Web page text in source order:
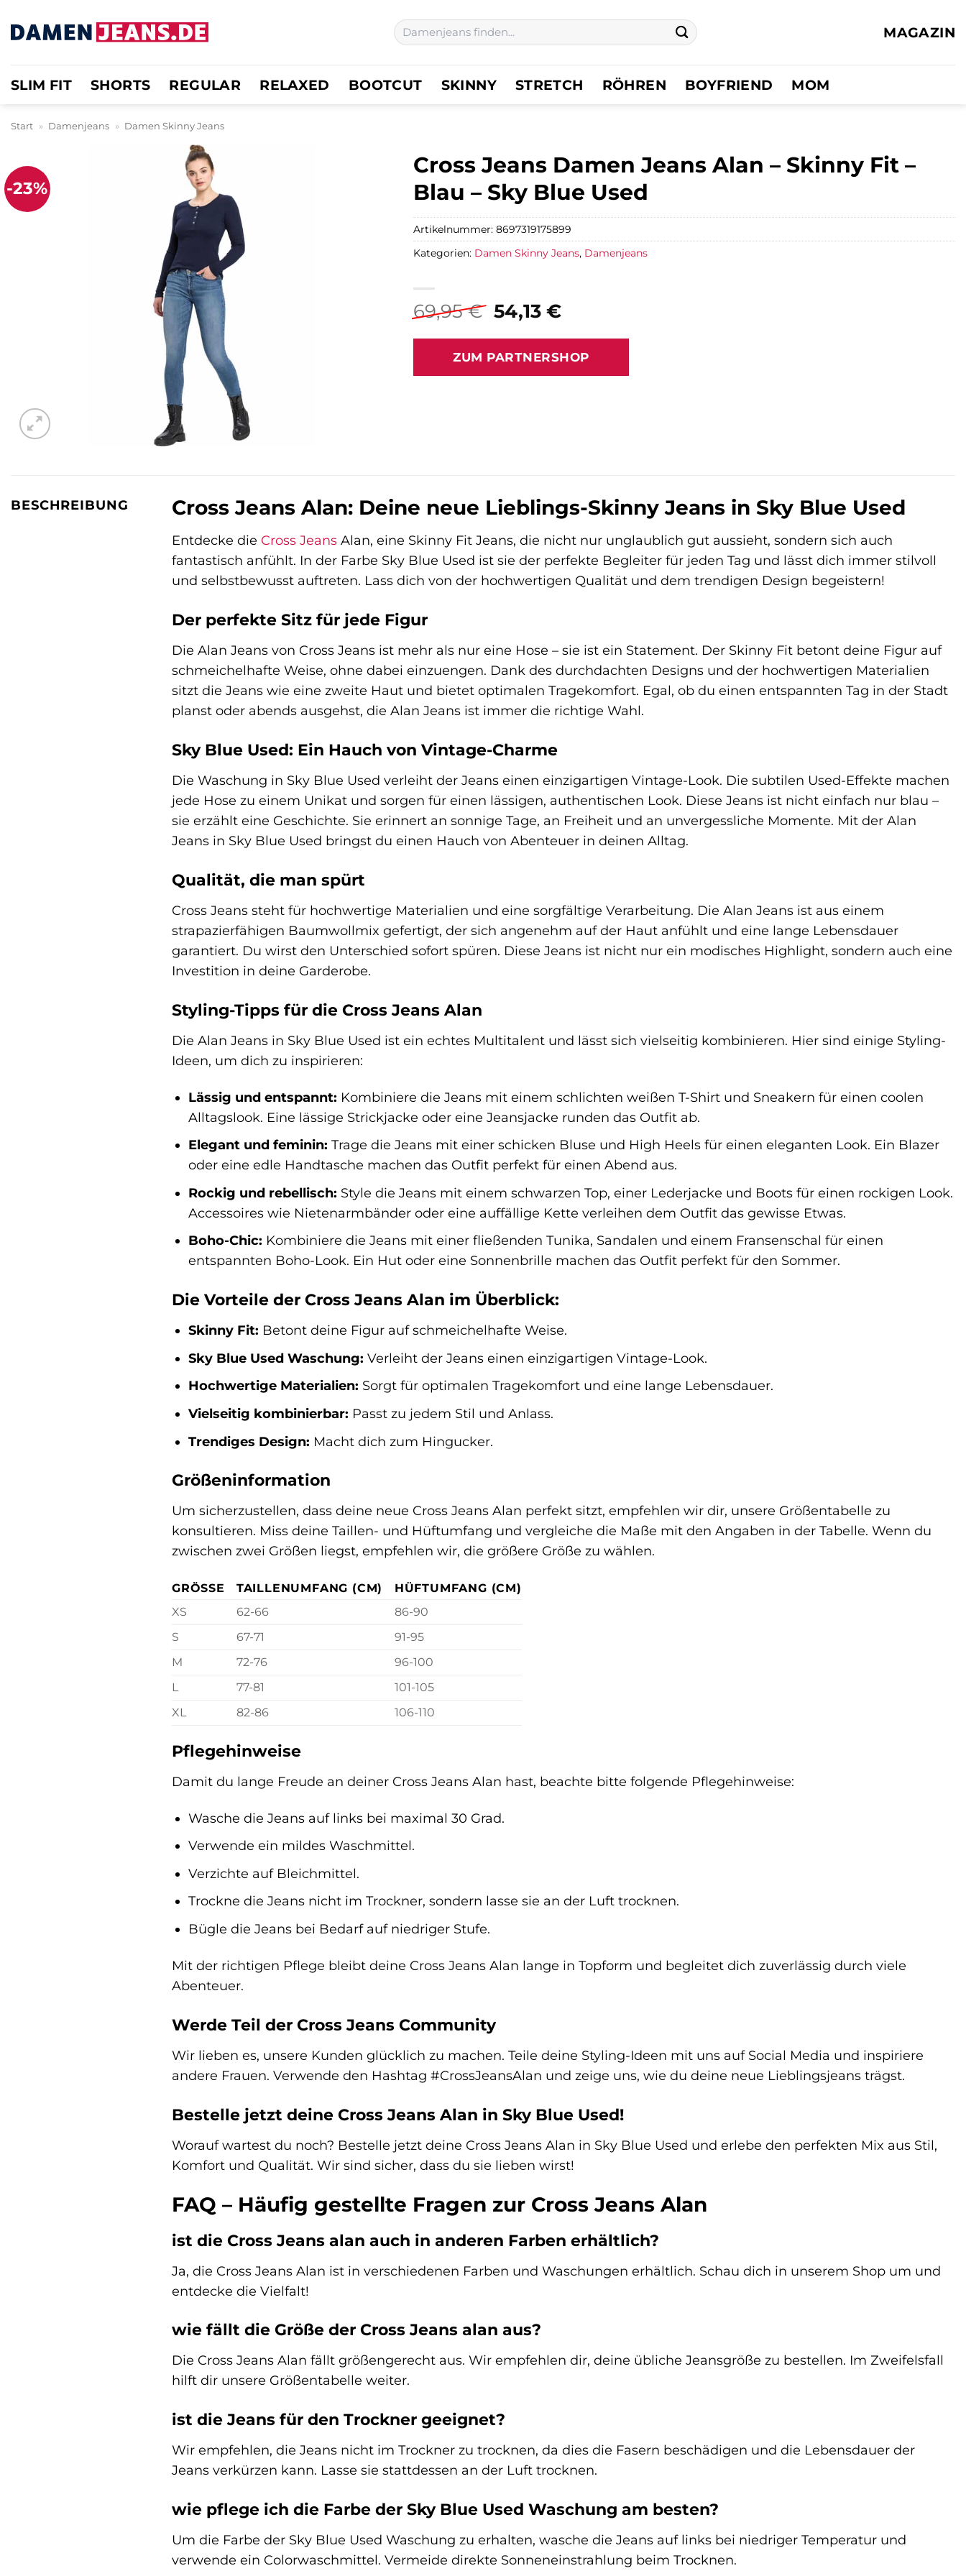
Inhalt
Suchen
nach:
MAGAZIN
SLIM FIT SHORTS REGULAR RELAXED BOOTCUT SKINNY STRETCH RÖHREN BOYFRIEND MOM
Start » Damenjeans » Damen Skinny Jeans
-23%
Cross Jeans Damen Jeans Alan – Skinny Fit –
Blau – Sky Blue Used
69,95€ Ursprünglicher
war:
69,95 €
54,13 €Aktueller
ist:
54,13 €.
ZUM PARTNERSHOP
Artikelnummer: 8697319175899
Kategorien: Damen Skinny Jeans, Damenjeans
BESCHREIBUNG Cross Jeans Alan: Deine neue Lieblings-Skinny Jeans in Sky Blue Used
Entdecke die Cross Jeans Alan, eine Skinny Fit Jeans, die nicht nur unglaublich gut aussieht, sondern sich auch
fantastisch anfühlt. In der Farbe Sky Blue Used ist sie der perfekte Begleiter für jeden Tag und lässt dich immer stilvoll
und selbstbewusst auftreten. Lass dich von der hochwertigen Qualität und dem trendigen Design begeistern!
Der perfekte Sitz für jede Figur
Die Alan Jeans von Cross Jeans ist mehr als nur eine Hose – sie ist ein Statement. Der Skinny Fit betont deine Figur auf
schmeichelhafte Weise, ohne dabei einzuengen. Dank des durchdachten Designs und der hochwertigen Materialien
sitzt die Jeans wie eine zweite Haut und bietet optimalen Tragekomfort. Egal, ob du einen entspannten Tag in der Stadt
planst oder abends ausgehst, die Alan Jeans ist immer die richtige Wahl.
Sky Blue Used: Ein Hauch von Vintage-Charme
Die Waschung in Sky Blue Used verleiht der Jeans einen einzigartigen Vintage-Look. Die subtilen Used-Effekte machen
jede Hose zu einem Unikat und sorgen für einen lässigen, authentischen Look. Diese Jeans ist nicht einfach nur blau –
sie erzählt eine Geschichte. Sie erinnert an sonnige Tage, an Freiheit und an unvergessliche Momente. Mit der Alan
Jeans in Sky Blue Used bringst du einen Hauch von Abenteuer in deinen Alltag.
Qualität, die man spürt
Cross Jeans steht für hochwertige Materialien und eine sorgfältige Verarbeitung. Die Alan Jeans ist aus einem
strapazierfähigen Baumwollmix gefertigt, der sich angenehm auf der Haut anfühlt und eine lange Lebensdauer
garantiert. Du wirst den Unterschied sofort spüren. Diese Jeans ist nicht nur ein modisches Highlight, sondern auch eine
Investition in deine Garderobe.
Styling-Tipps für die Cross Jeans Alan
Die Alan Jeans in Sky Blue Used ist ein echtes Multitalent und lässt sich vielseitig kombinieren. Hier sind einige Styling-
Ideen, um dich zu inspirieren:
Lässig und entspannt: Kombiniere die Jeans mit einem schlichten weißen T-Shirt und Sneakern für einen coolen
Alltagslook. Eine lässige Strickjacke oder eine Jeansjacke runden das Outfit ab.
Elegant und feminin: Trage die Jeans mit einer schicken Bluse und High Heels für einen eleganten Look. Ein Blazer
oder eine edle Handtasche machen das Outfit perfekt für einen Abend aus.
Rockig und rebellisch: Style die Jeans mit einem schwarzen Top, einer Lederjacke und Boots für einen rockigen Look.
Accessoires wie Nietenarmbänder oder eine auffällige Kette verleihen dem Outfit das gewisse Etwas.
Boho-Chic: Kombiniere die Jeans mit einer fließenden Tunika, Sandalen und einem Fransenschal für einen
entspannten Boho-Look. Ein Hut oder eine Sonnenbrille machen das Outfit perfekt für den Sommer.
Die Vorteile der Cross Jeans Alan im Überblick:
Skinny Fit: Betont deine Figur auf schmeichelhafte Weise.
Sky Blue Used Waschung: Verleiht der Jeans einen einzigartigen Vintage-Look.
Hochwertige Materialien: Sorgt für optimalen Tragekomfort und eine lange Lebensdauer.
Vielseitig kombinierbar: Passt zu jedem Stil und Anlass.
Trendiges Design: Macht dich zum Hingucker.
Größeninformation
Um sicherzustellen, dass deine neue Cross Jeans Alan perfekt sitzt, empfehlen wir dir, unsere Größentabelle zu
konsultieren. Miss deine Taillen- und Hüftumfang und vergleiche die Maße mit den Angaben in der Tabelle. Wenn du
zwischen zwei Größen liegst, empfehlen wir, die größere Größe zu wählen.
GRÖSSE TAILLENUMFANG (CM)
HÜFTUMFANG (CM)
XS
62-66
86-90
S
67-71
91-95
M
72-76
96-100
L
77-81
101-105
XL
82-86 106-110
Pflegehinweise
Damit du lange Freude an deiner Cross Jeans Alan hast, beachte bitte folgende Pflegehinweise:
Wasche die Jeans auf links bei maximal 30 Grad.
Verwende ein mildes Waschmittel.
Verzichte auf Bleichmittel.
Trockne die Jeans nicht im Trockner, sondern lasse sie an der Luft trocknen.
Bügle die Jeans bei Bedarf auf niedriger Stufe.
Mit der richtigen Pflege bleibt deine Cross Jeans Alan lange in Topform und begleitet dich zuverlässig durch viele
Abenteuer.
Werde Teil der Cross Jeans Community
Wir lieben es, unsere Kunden glücklich zu machen. Teile deine Styling-Ideen mit uns auf Social Media und inspiriere
andere Frauen. Verwende den Hashtag #CrossJeansAlan und zeige uns, wie du deine neue Lieblingsjeans trägst.
Bestelle jetzt deine Cross Jeans Alan in Sky Blue Used!
Worauf wartest du noch? Bestelle jetzt deine Cross Jeans Alan in Sky Blue Used und erlebe den perfekten Mix aus Stil,
Komfort und Qualität. Wir sind sicher, dass du sie lieben wirst!
FAQ – Häufig gestellte Fragen zur Cross Jeans Alan
ist die Cross Jeans alan auch in anderen Farben erhältlich?
Ja, die Cross Jeans Alan ist in verschiedenen Farben und Waschungen erhältlich. Schau dich in unserem Shop um und
entdecke die Vielfalt!
wie fällt die Größe der Cross Jeans alan aus?
Die Cross Jeans Alan fällt größengerecht aus. Wir empfehlen dir, deine übliche Jeansgröße zu bestellen. Im Zweifelsfall
hilft dir unsere Größentabelle weiter.
ist die Jeans für den Trockner geeignet?
Wir empfehlen, die Jeans nicht im Trockner zu trocknen, da dies die Fasern beschädigen und die Lebensdauer der
Jeans verkürzen kann. Lasse sie stattdessen an der Luft trocknen.
wie pflege ich die Farbe der Sky Blue Used Waschung am besten?
Um die Farbe der Sky Blue Used Waschung zu erhalten, wasche die Jeans auf links bei niedriger Temperatur und
verwende ein Colorwaschmittel. Vermeide direkte Sonneneinstrahlung beim Trocknen.